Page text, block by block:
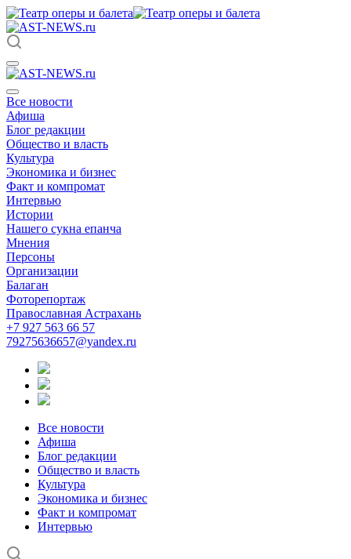
Все новости
Афиша
Блог редакции
Общество и власть
Культура
Экономика и бизнес
Факт и компромат
Интервью
Истории
Нашего сукна епанча
Мнения
Персоны
Организации
Балаган
Фоторепортаж
Православная Астрахань
+7 927 563 66 57
79275636657@yandex.ru
Все новости
Афиша
Блог редакции
Общество и власть
Культура
Экономика и бизнес
Факт и компромат
Интервью